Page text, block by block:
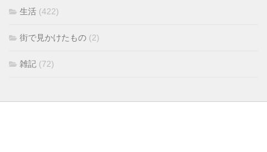
生活 (422)
街で見かけたもの (2)
雑記 (72)